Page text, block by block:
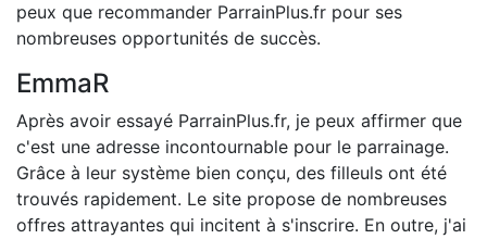
peux que recommander ParrainPlus.fr pour ses
nombreuses opportunités de succès.
EmmaR
Après avoir essayé ParrainPlus.fr, je peux affirmer que
c'est une adresse incontournable pour le parrainage.
Grâce à leur système bien conçu, des filleuls ont été
trouvés rapidement. Le site propose de nombreuses
offres attrayantes qui incitent à s'inscrire. En outre, j'ai